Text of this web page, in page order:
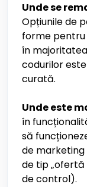
Unde se
Opțiunile de
forme
în
codurilor
curată.
Unde este
în
să
de marketing
de tip
de control).